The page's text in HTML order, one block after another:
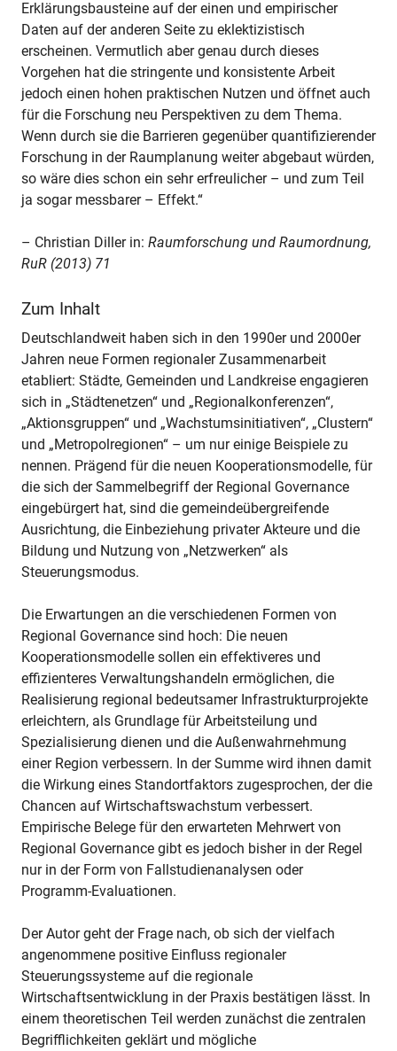
Erklärungsbausteine auf der einen und empirischer
Daten auf der anderen Seite zu eklektizistisch
erscheinen. Vermutlich aber genau durch dieses
Vorgehen hat die stringente und konsistente Arbeit
jedoch einen hohen praktischen Nutzen und öffnet auch
für die Forschung neu Perspektiven zu dem Thema.
Wenn durch sie die Barrieren gegenüber quantifizierender
Forschung in der Raumplanung weiter abgebaut würden,
so wäre dies schon ein sehr erfreulicher – und zum Teil
ja sogar messbarer – Effekt.“
– Christian Diller in: Raumforschung und Raumordnung,
RuR (2013) 71
Zum Inhalt
Deutschlandweit haben sich in den 1990er und 2000er
Jahren neue Formen regionaler Zusammenarbeit
etabliert: Städte, Gemeinden und Landkreise engagieren
sich in „Städtenetzen“ und „Regionalkonferenzen“,
„Aktionsgruppen“ und „Wachstumsinitiativen“, „Clustern“
und „Metropolregionen“ – um nur einige Beispiele zu
nennen. Prägend für die neuen Kooperationsmodelle, für
die sich der Sammelbegriff der Regional Governance
eingebürgert hat, sind die gemeindeübergreifende
Ausrichtung, die Einbeziehung privater Akteure und die
Bildung und Nutzung von „Netzwerken“ als
Steuerungsmodus.
Die Erwartungen an die verschiedenen Formen von
Regional Governance sind hoch: Die neuen
Kooperationsmodelle sollen ein effektiveres und
effizienteres Verwaltungshandeln ermöglichen, die
Realisierung regional bedeutsamer Infrastrukturprojekte
erleichtern, als Grundlage für Arbeitsteilung und
Spezialisierung dienen und die Außenwahrnehmung
einer Region verbessern. In der Summe wird ihnen damit
die Wirkung eines Standortfaktors zugesprochen, der die
Chancen auf Wirtschaftswachstum verbessert.
Empirische Belege für den erwarteten Mehrwert von
Regional Governance gibt es jedoch bisher in der Regel
nur in der Form von Fallstudienanalysen oder
Programm-Evaluationen.
Der Autor geht der Frage nach, ob sich der vielfach
angenommene positive Einfluss regionaler
Steuerungssysteme auf die regionale
Wirtschaftsentwicklung in der Praxis bestätigen lässt. In
einem theoretischen Teil werden zunächst die zentralen
Begrifflichkeiten geklärt und mögliche